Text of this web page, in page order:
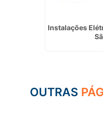
Instalações
OUTRAS